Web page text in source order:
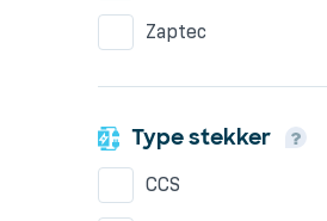
Zaptec
Type stekker
CCS